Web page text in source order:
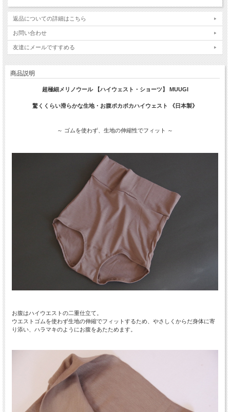
返品についての詳細はこちら
お問い合わせ
友達にメールですすめる
商品説明
超極細メリノウール 【ハイウェスト・ショーツ】 MUUGI
驚くくらい滑らかな生地・お腹ポカポカハイウェスト 《日本製》
～ ゴムを使わず、生地の伸縮性でフィット ～
お腹はハイウエストの二重仕立て。
ウエストゴムを使わず生地の伸縮でフィットするため、やさしくからだ身体に寄
り添い、ハラマキのようにお腹をあたためます。